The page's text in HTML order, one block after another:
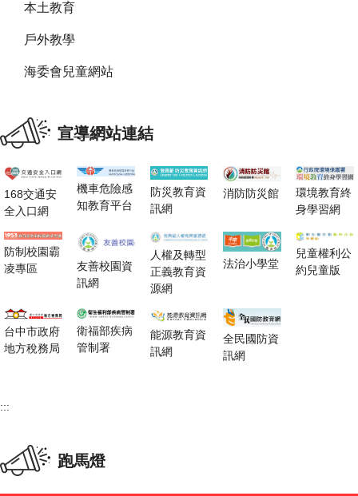
本土教育
戶外教學
海委會兒童網站
宣導網站連結
168交通安
全入口網
機車危險感
知教育平台
防災教育資
訊網
消防防災館
環境教育終
身學習網
防制校園霸
凌專區
友善校園資
訊網
人權及轉型
正義教育資
源網
法治小學堂
兒童權利公
約兒童版
台中市政府
地方稅務局
衛福部疾病
管制署
能源教育資
訊網
全民國防資
訊網
:::
跑馬燈